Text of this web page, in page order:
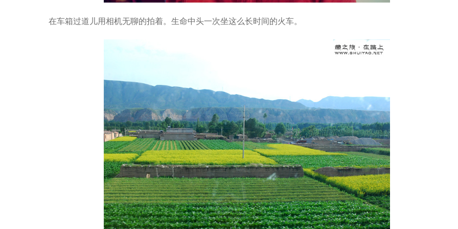
在车箱过道儿用相机无聊的拍着。生命中头一次坐这么长时间的火车。